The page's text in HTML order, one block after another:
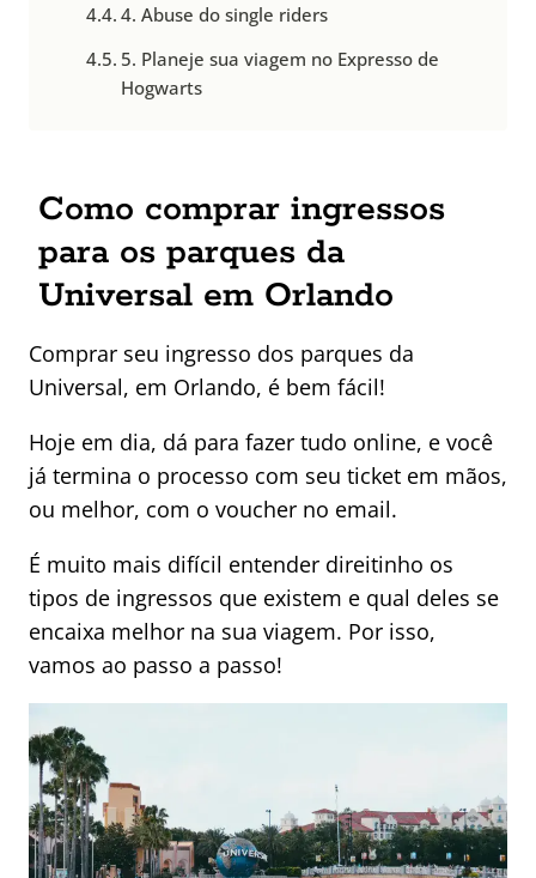
4. Abuse do single riders
5. Planeje sua viagem no Expresso de
Hogwarts
Como comprar ingressos
para os parques da
Universal em Orlando
Comprar seu ingresso dos parques da
Universal, em Orlando, é bem fácil!
Hoje em dia, dá para fazer tudo online, e você
já termina o processo com seu ticket em mãos,
ou melhor, com o voucher no email.
É muito mais difícil entender direitinho os
tipos de ingressos que existem e qual deles se
encaixa melhor na sua viagem. Por isso,
vamos ao passo a passo!